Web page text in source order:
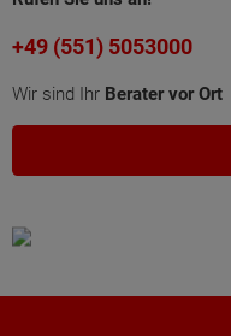
+49 (551) 5053000
Wir sind Ihr Berater vor Ort